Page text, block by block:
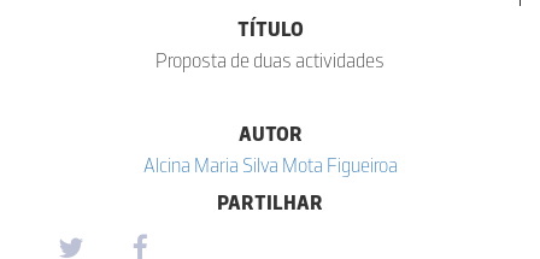
TÍTULO
Proposta de duas actividades
AUTOR
Alcina Maria Silva Mota Figueiroa
PARTILHAR